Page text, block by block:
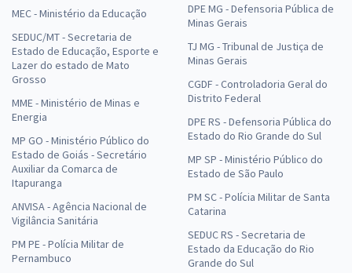
MEC - Ministério da Educação
SEDUC/MT - Secretaria de
Estado de Educação, Esporte e
Lazer do estado de Mato
Grosso
MME - Ministério de Minas e
Energia
MP GO - Ministério Público do
Estado de Goiás - Secretário
Auxiliar da Comarca de
Itapuranga
ANVISA - Agência Nacional de
Vigilância Sanitária
PM PE - Polícia Militar de
Pernambuco
DPE MG - Defensoria Pública de
Minas Gerais
TJ MG - Tribunal de Justiça de
Minas Gerais
CGDF - Controladoria Geral do
Distrito Federal
DPE RS - Defensoria Pública do
Estado do Rio Grande do Sul
MP SP - Ministério Público do
Estado de São Paulo
PM SC - Polícia Militar de Santa
Catarina
SEDUC RS - Secretaria de
Estado da Educação do Rio
Grande do Sul